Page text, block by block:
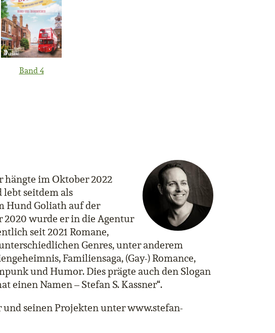
Band 4
hängte im Oktober 2022
seitdem als
Hund Goliath auf der
wurde er in die Agentur
seit 2021 Romane,
Genres, unter anderem
Familiensaga, (Gay-) Romance,
und Humor. Dies prägte auch den Slogan
einen Namen – Stefan S. Kassner“.
seinen Projekten unter www.stefan-